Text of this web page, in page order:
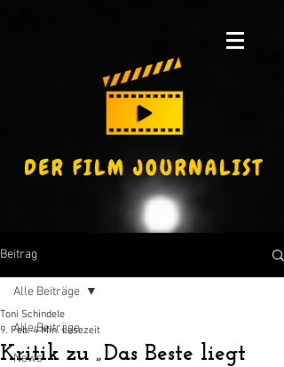
Beitrag
Alle Beiträge
News
Alle Beiträge
Kritik zu „Das Beste liegt
Toni Schindele
9. Feb. 4 Min. Lesezeit